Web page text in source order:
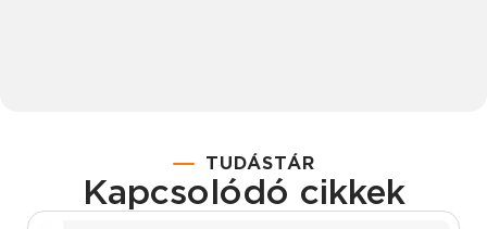
TUDÁSTÁR
Kapcsolódó cikkek